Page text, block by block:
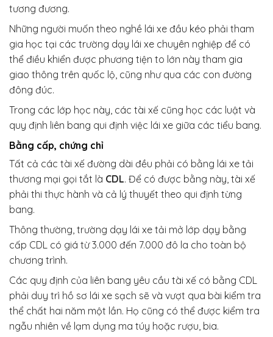
tương đương.
Những người muốn theo nghề lái xe đầu kéo phải tham
gia học tại các trường dạy lái xe chuyên nghiệp để có
thể điều khiển được phương tiện to lớn này tham gia
giao thông trên quốc lộ, cũng như qua các con đường
đông đúc.
Trong các lớp học này, các tài xế cũng học các luật và
quy định liên bang qui định việc lái xe giữa các tiểu bang.
Bằng cấp, chứng chỉ
Tất cả các tài xế đường dài đều phải có bằng lái xe tải
thương mại gọi tắt là CDL. Để có được bằng này, tài xế
phải thi thực hành và cả lý thuyết theo qui định từng
bang.
Thông thường, trường dạy lái xe tải mở lớp dạy bằng
cấp CDL có giá từ 3.000 đến 7.000 đô la cho toàn bộ
chương trình.
Các quy định của liên bang yêu cầu tài xế có bằng CDL
phải duy trì hồ sơ lái xe sạch sẽ và vượt qua bài kiểm tra
thể chất hai năm một lần. Họ cũng có thể được kiểm tra
ngẫu nhiên về lạm dụng ma túy hoặc rượu, bia.